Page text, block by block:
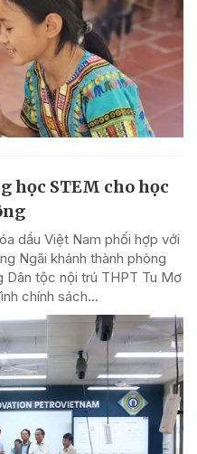
học STEM cho học
dầu Việt Nam phối hợp với
Ngãi khánh thành phòng
Dân tộc nội trú THPT Tu Mơ
chính sách...